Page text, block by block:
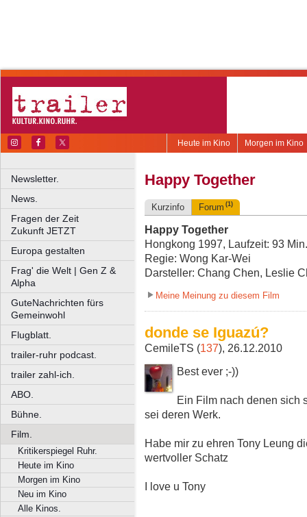
Morgen im Kino
Heute im Kino
Newsletter.
News.
Fragen der Zeit
Zukunft JETZT
Europa gestalten
Frag' die Welt | Gen Z &
Alpha
GuteNachrichten fürs
Gemeinwohl
Flugblatt.
trailer-ruhr podcast.
trailer zahl-ich.
ABO.
Bühne.
Film.
Kritikerspiegel Ruhr.
Heute im Kino
Morgen im Kino
Neu im Kino
Alle Kinos.
Happy Together
Kurzinfo Forum (1)
Happy Together
Hongkong 1997, Laufzeit: 93
Regie: Wong Kar-Wei
Darsteller: Chang Chen, Leslie
Meine Meinung zu diesem Film
donde se Iguazú?
CemileTS (137), 26.12.2010
Best ever ;-))
Ein Film nach denen sich
sei deren Werk.
Habe mir zu ehren Tony Leung
wertvoller Schatz
I love u Tony